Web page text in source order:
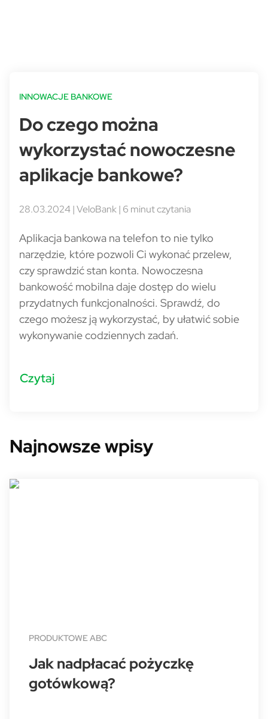
INNOWACJE BANKOWE
Do czego można
wykorzystać nowoczesne
aplikacje bankowe?
28.03.2024 | VeloBank | 6 minut czytania
Aplikacja bankowa na telefon to nie tylko
narzędzie, które pozwoli Ci wykonać przelew,
czy sprawdzić stan konta. Nowoczesna
bankowość mobilna daje dostęp do wielu
przydatnych funkcjonalności. Sprawdź, do
czego możesz ją wykorzystać, by ułatwić sobie
wykonywanie codziennych zadań.
Czytaj
Najnowsze wpisy
PRODUKTOWE ABC
Jak nadpłacać pożyczkę
gotówkową?